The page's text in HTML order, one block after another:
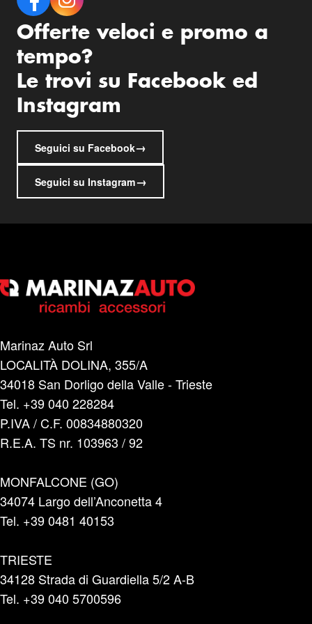
Offerte veloci e promo a
tempo?
Le trovi su Facebook ed
Instagram
Seguici su Facebook→
Seguici su Instagram→
Marinaz Auto Srl
LOCALITÀ DOLINA, 355/A
34018 San Dorligo della Valle - Trieste
Tel. +39 040 228284
P.IVA / C.F. 00834880320
R.E.A. TS nr. 103963 / 92
MONFALCONE (GO)
34074 Largo dell’Anconetta 4
Tel. +39 0481 40153
TRIESTE
34128 Strada di Guardiella 5/2 A-B
Tel. +39 040 5700596